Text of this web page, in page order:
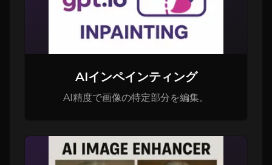
AIインペインティング
AI精度で画像の特定部分を編集。